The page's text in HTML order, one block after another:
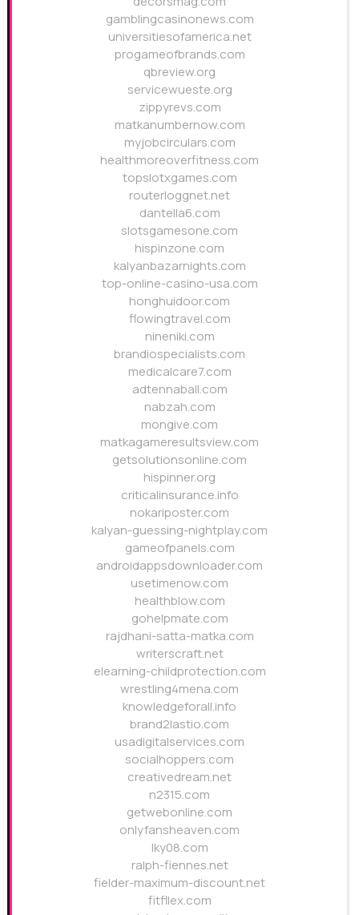
gamblingcasinonews.com
universitiesofamerica.net
progameofbrands.com
qbreview.org
servicewueste.org
zippyrevs.com
matkanumbernow.com
myjobcirculars.com
healthmoreoverfitness.com
topslotxgames.com
routerloggnet.net
dantella6.com
slotsgamesone.com
hispinzone.com
kalyanbazarnights.com
top-online-casino-usa.com
honghuidoor.com
flowingtravel.com
nineniki.com
brandiospecialists.com
medicalcare7.com
adtennaball.com
nabzah.com
mongive.com
matkagameresultsview.com
getsolutionsonline.com
hispinner.org
criticalinsurance.info
nokariposter.com
kalyan-guessing-nightplay.com
gameofpanels.com
androidappsdownloader.com
usetimenow.com
healthblow.com
gohelpmate.com
rajdhani-satta-matka.com
writerscraft.net
elearning-childprotection.com
wrestling4mena.com
knowledgeforall.info
brand2lastio.com
usadigitalservices.com
socialhoppers.com
creativedream.net
n2315.com
getwebonline.com
onlyfansheaven.com
lky08.com
ralph-fiennes.net
fielder-maximum-discount.net
fitfllex.com